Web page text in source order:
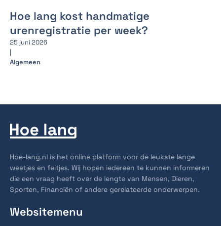
Hoe lang kost handmatige
urenregistratie per week?
25 juni 2026
|
Algemeen
Hoe-lang.nl is het online platform voor de leukste lange
weetjes en feitjes. Wij hopen iedereen te kunnen informeren
die een vraag heeft over de lengte van Mensen, Dieren,
Sporten, Financiën of andere gerelateerde onderwerpen.
Websitemenu